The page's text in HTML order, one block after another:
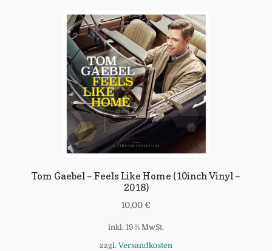
Widerrufsbelehrung
Zahlungsarten
Tom Gaebel – Feels Like Home (10inch Vinyl –
2018)
10,00 €
inkl. 19 % MwSt.
zzgl. Versandkosten